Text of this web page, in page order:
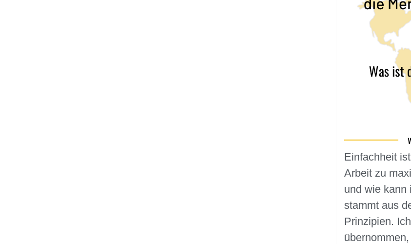
Einfachheit
Arbeit zu
und wie kann
stammt aus
Prinzipien.